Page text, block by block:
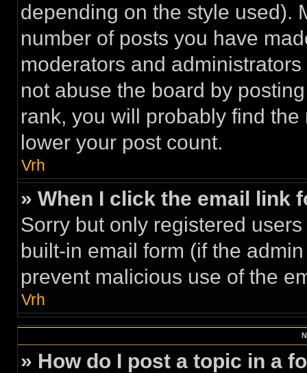
depending on the style used).
number of posts you have
moderators and
not abuse the board by
rank, you will probably find
lower your post count.
Vrh
» When I click the email link
Sorry but only registered
built-in email form (if the
prevent malicious use of the
Vrh
» How do I post a topic in a